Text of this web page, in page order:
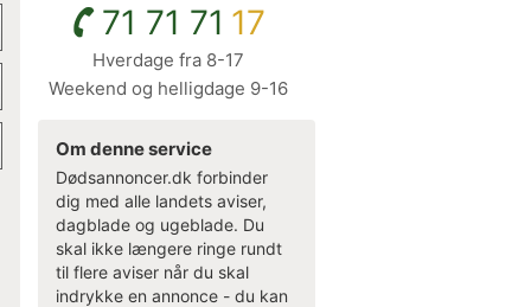
71 71 71 17
Hverdage fra 8-17
Weekend og helligdage 9-16
Om denne service
Dødsannoncer.dk forbinder
dig med alle landets aviser,
dagblade og ugeblade. Du
skal ikke længere ringe rundt
til flere aviser når du skal
indrykke en annonce - du kan